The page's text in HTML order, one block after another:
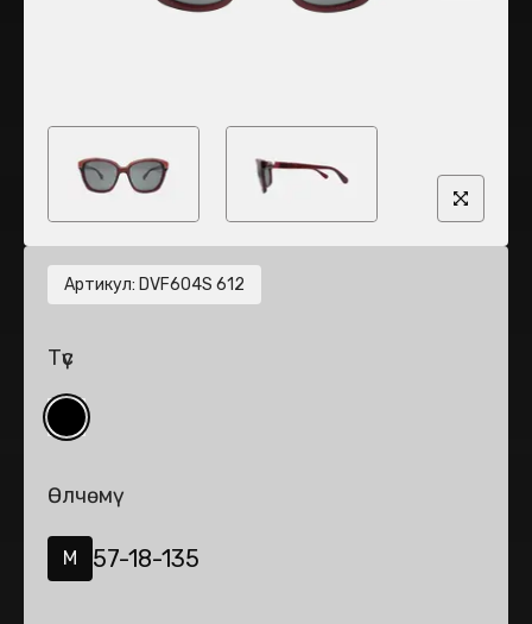
Артикул: DVF604S 612
Түс
Өлчөмү
M 57-18-135